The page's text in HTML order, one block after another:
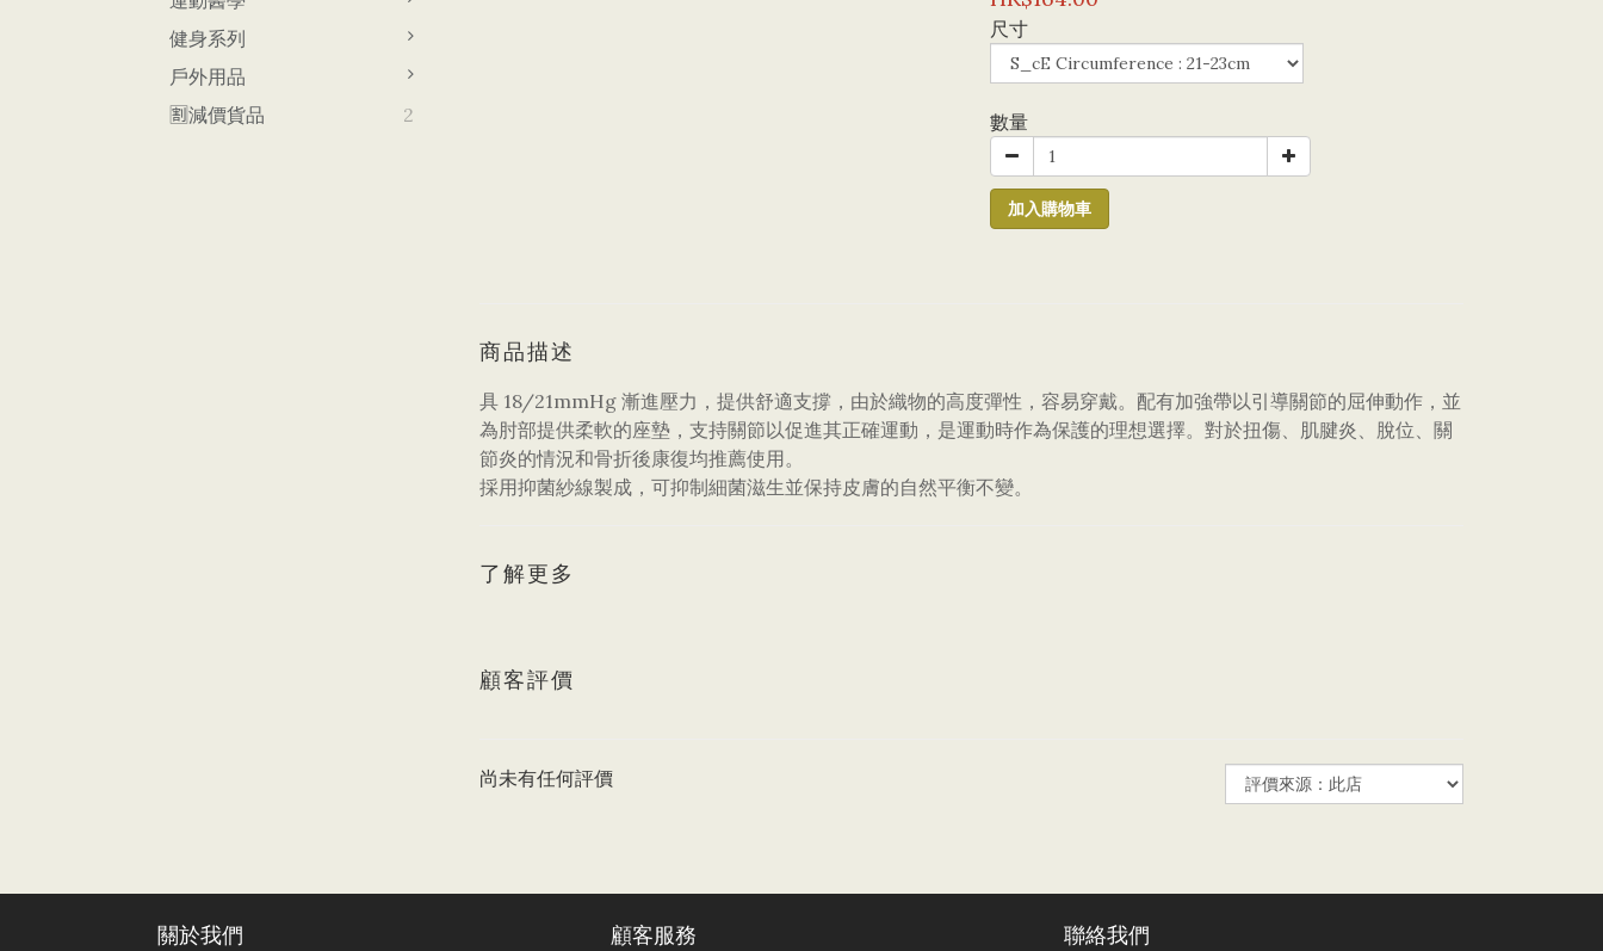
健身系列
戶外用品
🈹減價貨品
2
尺寸
數量
加入購物車
商品描述
具 18/21mmHg 漸進壓力，提供舒適支撐，由於織物的高度彈性，容易穿戴。配有加強帶以引導關節的屈伸動作，並
為肘部提供柔軟的座墊，支持關節以促進其正確運動，是運動時作為保護的理想選擇。對於扭傷、肌腱炎、脫位、關
節炎的情況和骨折後康復均推薦使用。
採用抑菌紗線製成，可抑制細菌滋生並保持皮膚的自然平衡不變。
了解更多
顧客評價
尚未有任何評價
關於我們 顧客服務 聯絡我們